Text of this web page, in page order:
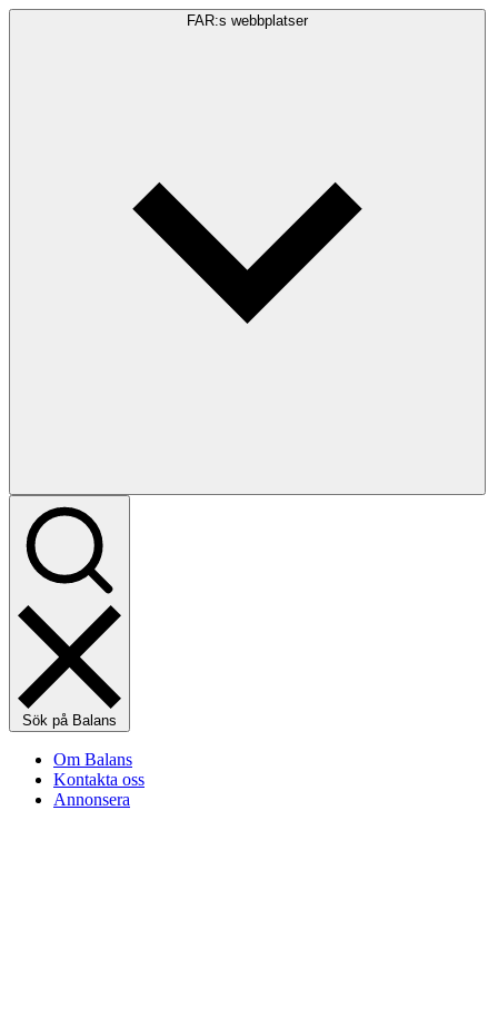
FAR:s webbplatser
Sök på Balans
Om Balans
Kontakta oss
Annonsera